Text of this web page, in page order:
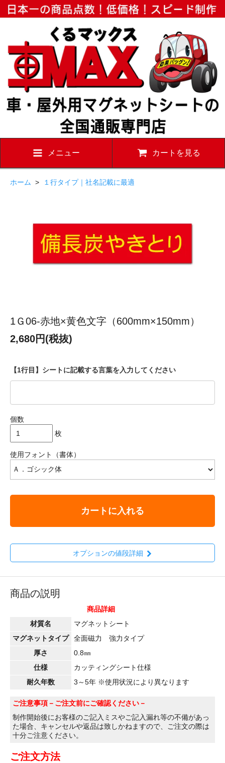
メニュー カートを見る
ホーム > １行タイプ｜社名記載に最適
1Ｇ06-赤地×黄色文字（600mm×150mm）
2,680円(税抜)
【1行目】シートに記載する言葉を入力してください
個数
枚
使用フォント（書体）
カートに入れる
オプションの値段詳細
商品の説明
商品詳細
材質名
マグネットシート
マグネットタイプ
全面磁力 強力タイプ
厚さ
0.8㎜
仕様
カッティングシート仕様
耐久年数
3～5年 ※使用状況により異なります
ご注意事項 －ご注文前にご確認ください－
制作開始後にお客様のご記入ミスやご記入漏れ等の不備があっ
た場合、キャンセルや返品は致しかねますので、ご注文の際は
十分ご注意ください。
ご注文方法